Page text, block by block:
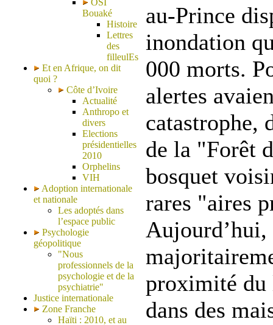
OSI
Bouaké
Histoire
Lettres
des
filleulEs
Et en Afrique, on dit
quoi ?
Côte d’Ivoire
Actualité
Anthropo et
divers
Elections
présidentielles
2010
Orphelins
VIH
Adoption internationale
et nationale
Les adoptés dans
l’espace public
Psychologie
géopolitique
"Nous
professionnels de la
psychologie et de la
psychiatrie"
Justice internationale
Zone Franche
Haïti : 2010, et au
au-Prince
inondation
000 morts.
alertes
catastrophe,
de la "Forêt
bosquet
rares "aires
proximité
dans des